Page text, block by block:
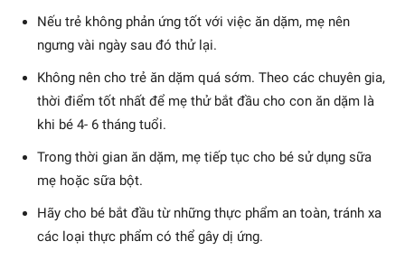
Nếu trẻ không phản ứng tốt với việc ăn dặm, mẹ nên
ngưng vài ngày sau đó thử lại.
Không nên cho trẻ ăn dặm quá sớm. Theo các chuyên gia,
thời điểm tốt nhất để mẹ thử bắt đầu cho con ăn dặm là
khi bé 4- 6 tháng tuổi.
Trong thời gian ăn dặm, mẹ tiếp tục cho bé sử dụng sữa
mẹ hoặc sữa bột.
Hãy cho bé bắt đầu từ những thực phẩm an toàn, tránh xa
các loại thực phẩm có thể gây dị ứng.